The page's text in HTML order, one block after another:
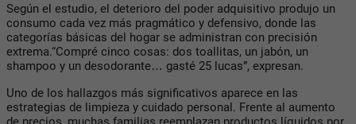
Según el estudio, el deterioro del poder adquisitivo produjo un
consumo cada vez más pragmático y defensivo, donde las
categorías básicas del hogar se administran con precisión
extrema.“Compré cinco cosas: dos toallitas, un jabón, un
shampoo y un desodorante… gasté 25 lucas”, expresan.
Uno de los hallazgos más significativos aparece en las
estrategias de limpieza y cuidado personal. Frente al aumento